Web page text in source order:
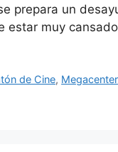
prepara un
estar muy
de Cine, Megacenter